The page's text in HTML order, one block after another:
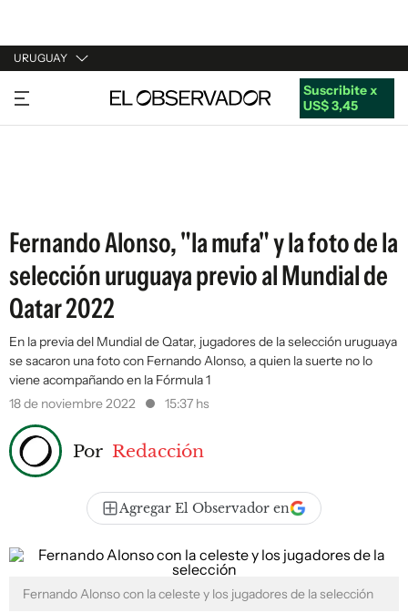
URUGUAY
URUGUAY
ARGENTINA
Suscribite x
US$ 3,45
Fernando Alonso, "la mufa" y la foto de la
selección uruguaya previo al Mundial de
Qatar 2022
En la previa del Mundial de Qatar, jugadores de la selección uruguaya
se sacaron una foto con Fernando Alonso, a quien la suerte no lo
viene acompañando en la Fórmula 1
18 de noviembre 2022
15:37 hs
Por Redacción
Agregar El Observador en
Fernando Alonso con la celeste y los jugadores de la selección